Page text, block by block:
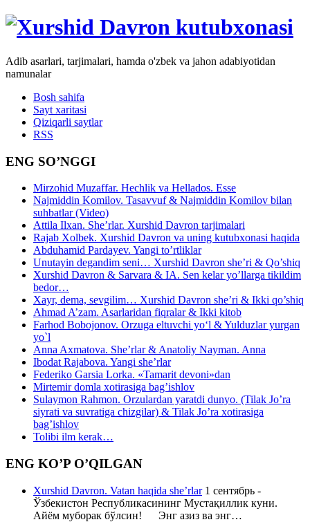
Adib asarlari, tarjimalari, hamda o'zbek va jahon adabiyotidan
namunalar
Bosh sahifa
Sayt xaritasi
Qiziqarli saytlar
RSS
ENG SO’NGGI
Mirzohid Muzaffar. Hechlik va Hellados. Esse
Najmiddin Komilov. Tasavvuf & Najmiddin Komilov bilan
suhbatlar (Video)
Attila Ilxan. She’rlar. Xurshid Davron tarjimalari
Rajab Xolbek. Xurshid Davron va uning kutubxonasi haqida
Abduhamid Pardayev. Yangi to’rtliklar
Unutayin degandim seni… Xurshid Davron she’ri & Qo’shiq
Xurshid Davron & Sarvara & IA. Sen kelar yo’llarga tikildim
bedor…
Xayr, dema, sevgilim… Xurshid Davron she’ri & Ikki qo’shiq
Ahmad A’zam. Asarlaridan fiqralar & Ikki kitob
Farhod Bobojonov. Orzuga eltuvchi yo‘l & Yulduzlar yurgan
yo`l
Anna Axmatova. She’rlar & Anatoliy Nayman. Anna
Ibodat Rajabova. Yangi she’rlar
Federiko Garsia Lorka. «Tamarit devoni»dan
Mirtemir domla xotirasiga bag’ishlov
Sulaymon Rahmon. Orzulardan yaratdi dunyo. (Tilak Jo’ra
siyrati va suvratiga chizgilar) & Tilak Jo’ra xotirasiga
bag’ishlov
Tolibi ilm kerak…
ENG KO’P O’QILGAN
Xurshid Davron. Vatan haqida she’rlar1 сентябрь -
Ўзбекистон Республикасининг Мустақиллик куни.
Айём муборак бўлсин! Энг азиз ва энг…